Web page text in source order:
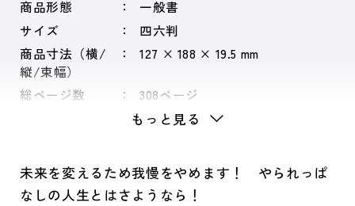
商品形態
一般書
サイズ
四六判
商品寸法（横/
縦/束幅）
127 × 188 × 19.5 mm
総ページ数 308ページ
もっと見る
未来を変えるため我慢をやめます！ やられっぱ
なしの人生とはさようなら！